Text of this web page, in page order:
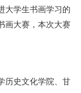
大学生书画学习的
画大赛，本次大赛
历史文化学院、甘